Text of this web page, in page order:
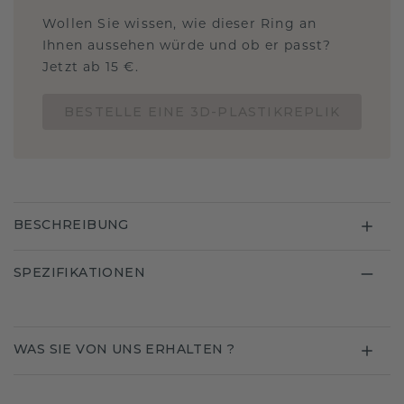
Wollen Sie wissen, wie dieser Ring an
Ihnen aussehen würde und ob er passt?
Jetzt ab 15 €.
BESCHREIBUNG
SPEZIFIKATIONEN
WAS SIE VON UNS ERHALTEN ?